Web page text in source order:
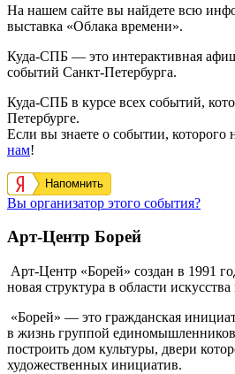
На нашем сайте вы найдете всю
выставка «Облака времени».
Куда-СПБ — это интерактивная
событий Санкт-Петербурга.
Куда-СПБ в курсе всех событий,
Петербурге.
Если вы знаете о событии, которого
нам!
Напомнить
Вы организатор этого события?
Арт-Центр Борей
Арт-Центр «Борей» создан в 1991
новая структура в области
«Борей» — это гражданская
в жизнь группой
построить дом культуры, двери
художественных инициатив.